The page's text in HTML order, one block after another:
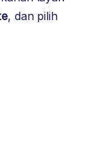
, dan pilih